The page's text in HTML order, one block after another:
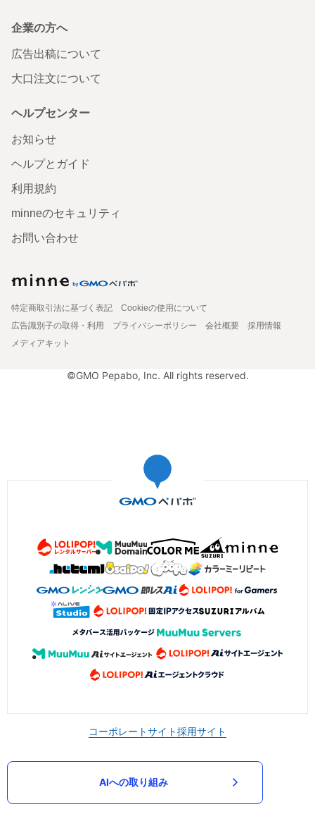
企業の方へ
広告出稿について
大口注文について
ヘルプセンター
お知らせ
ヘルプとガイド
利用規約
minneのセキュリティ
お問い合わせ
特定商取引法に基づく表記
Cookieの使用について
広告識別子の取得・利用
プライバシーポリシー 会社概要
採用情報
メディアキット
©GMO Pepabo, Inc. All rights reserved.
コーポレートサイト採用サイト
AIへの取り組み